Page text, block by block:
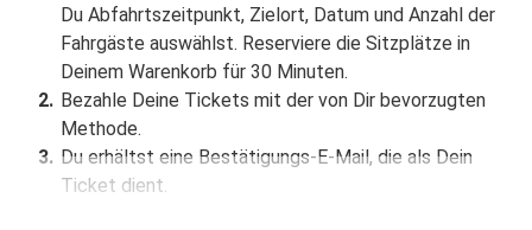
Du Abfahrtszeitpunkt, Zielort, Datum und Anzahl der
Fahrgäste auswählst. Reserviere die Sitzplätze in
Deinem Warenkorb für 30 Minuten.
Bezahle Deine Tickets mit der von Dir bevorzugten
Methode.
Du erhältst eine Bestätigungs-E-Mail, die als Dein
Ticket dient.